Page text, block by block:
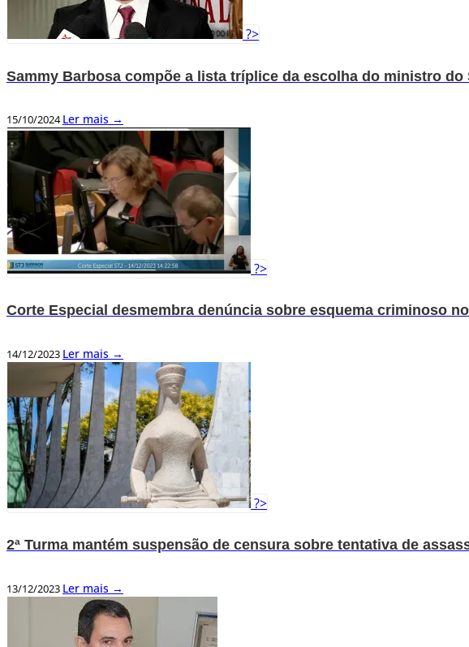
?>
Sammy Barbosa compõe a lista tríplice da escolha do ministro do
15/10/2024Ler mais →
?>
Corte Especial desmembra denúncia sobre esquema criminoso
14/12/2023 Ler mais →
?>
2ª Turma mantém suspensão de censura sobre tentativa de
13/12/2023 Ler mais →